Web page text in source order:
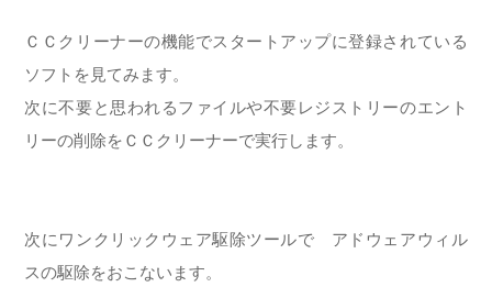
ＣＣクリーナーの機能でスタートアップに登録されている
ソフトを見てみます。
次に不要と思われるファイルや不要レジストリーのエント
リーの削除をＣＣクリーナーで実行します。
次にワンクリックウェア駆除ツールで アドウェアウィル
スの駆除をおこないます。